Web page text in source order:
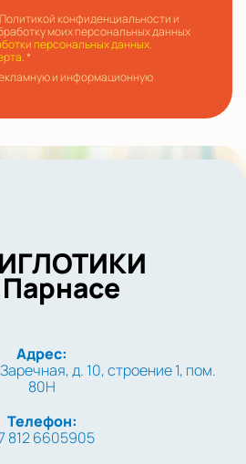
конфиденциальности и
моих персональных данных
персональных данных.
*
и информационную
Адрес:
д. 10, строение 1, пом.
80Н
Телефон:
812 6605905